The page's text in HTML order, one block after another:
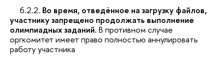
6.2.2. Во время, отведённое на загрузку файлов,
участнику запрещено продолжать выполнение
олимпиадных заданий. В противном случае
оргкомитет имеет право полностью аннулировать
работу участника